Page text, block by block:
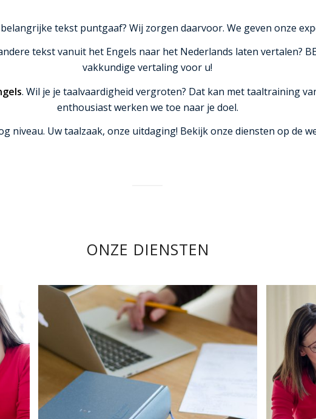
tekst puntgaaf? Wij zorgen daarvoor. We geven onze
tekst vanuit het Engels naar het Nederlands laten vertalen?
vakkundige vertaling voor u!
. Wil je je taalvaardigheid vergroten? Dat kan met taaltraining
enthousiast werken we toe naar je doel.
niveau. Uw taalzaak, onze uitdaging! Bekijk onze diensten op de
ONZE DIENSTEN
IK WIL TEKST LATEN VERTALEN
IK WIL